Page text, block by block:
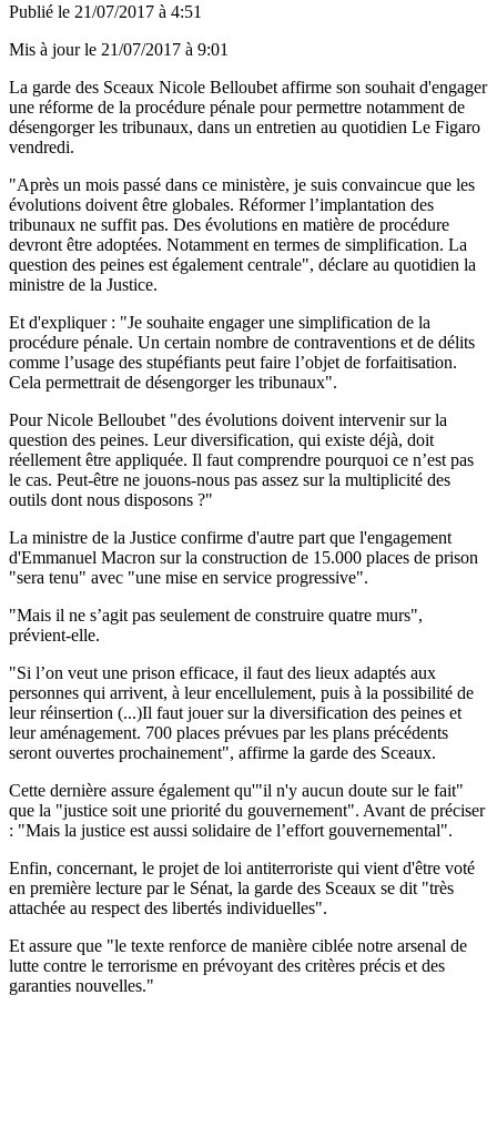
Publié le 21/07/2017 à 4:51
Mis à jour le 21/07/2017 à 9:01
La garde des Sceaux Nicole Belloubet affirme son souhait d'engager
une réforme de la procédure pénale pour permettre notamment de
désengorger les tribunaux, dans un entretien au quotidien Le Figaro
vendredi.
"Après un mois passé dans ce ministère, je suis convaincue que les
évolutions doivent être globales. Réformer l’implantation des
tribunaux ne suffit pas. Des évolutions en matière de procédure
devront être adoptées. Notamment en termes de simplification. La
question des peines est également centrale", déclare au quotidien la
ministre de la Justice.
Et d'expliquer : "Je souhaite engager une simplification de la
procédure pénale. Un certain nombre de contraventions et de délits
comme l’usage des stupéfiants peut faire l’objet de forfaitisation.
Cela permettrait de désengorger les tribunaux".
Pour Nicole Belloubet "des évolutions doivent intervenir sur la
question des peines. Leur diversification, qui existe déjà, doit
réellement être appliquée. Il faut comprendre pourquoi ce n’est pas
le cas. Peut-être ne jouons-nous pas assez sur la multiplicité des
outils dont nous disposons ?"
La ministre de la Justice confirme d'autre part que l'engagement
d'Emmanuel Macron sur la construction de 15.000 places de prison
"sera tenu" avec "une mise en service progressive".
"Mais il ne s’agit pas seulement de construire quatre murs",
prévient-elle.
"Si l’on veut une prison efficace, il faut des lieux adaptés aux
personnes qui arrivent, à leur encellulement, puis à la possibilité de
leur réinsertion (...)Il faut jouer sur la diversification des peines et
leur aménagement. 700 places prévues par les plans précédents
seront ouvertes prochainement", affirme la garde des Sceaux.
Cette dernière assure également qu'"il n'y aucun doute sur le fait"
que la "justice soit une priorité du gouvernement". Avant de préciser
: "Mais la justice est aussi solidaire de l’effort gouvernemental".
Enfin, concernant, le projet de loi antiterroriste qui vient d'être voté
en première lecture par le Sénat, la garde des Sceaux se dit "très
attachée au respect des libertés individuelles".
Et assure que "le texte renforce de manière ciblée notre arsenal de
lutte contre le terrorisme en prévoyant des critères précis et des
garanties nouvelles."